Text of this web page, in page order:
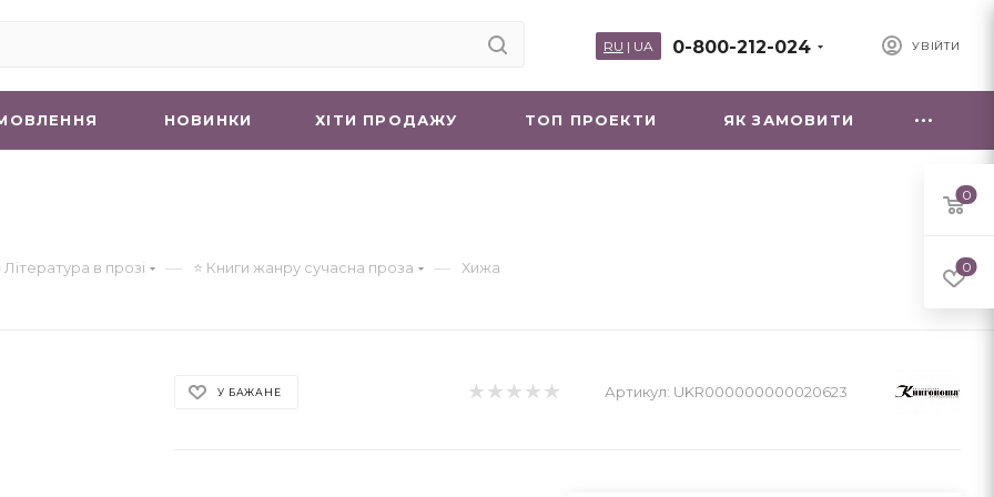
УВІЙТИ
0-800-212-024
RU | UA
НОВИНКИ ХIТИ ПРОДАЖУ ТОП ПРОЕКТИ ЯК ЗАМОВИТИ
Література в прозі — ⭐ Книги жанру сучасна проза — Хижа
У БАЖАНЕ Артикул: UKR000000000020623
0
0